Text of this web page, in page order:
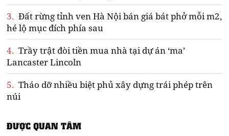
3. Đất rừng tỉnh ven Hà Nội bán giá bát phở mỗi m2,
hé lộ mục đích phía sau
4. Trầy trật đòi tiền mua nhà tại dự án ‘ma’
Lancaster Lincoln
5. Tháo dỡ nhiều biệt phủ xây dựng trái phép trên
núi
ĐƯỢC QUAN TÂM